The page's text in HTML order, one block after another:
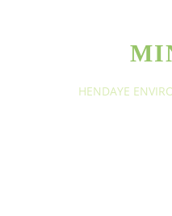
HENDAYE